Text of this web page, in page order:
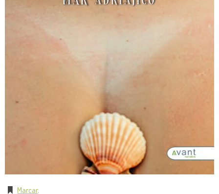
Marcar.